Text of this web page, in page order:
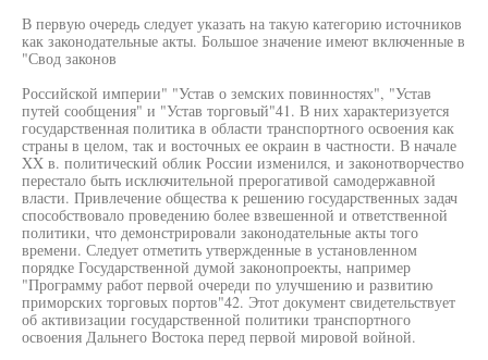
В первую очередь следует указать на такую категорию источников
как законодательные акты. Большое значение имеют включенные в
"Свод законов
Российской империи" "Устав о земских повинностях", "Устав
путей сообщения" и "Устав торговый"41. В них характеризуется
государственная политика в области транспортного освоения как
страны в целом, так и восточных ее окраин в частности. В начале
XX в. политический облик России изменился, и законотворчество
перестало быть исключительной прерогативой самодержавной
власти. Привлечение общества к решению государственных задач
способствовало проведению более взвешенной и ответственной
политики, что демонстрировали законодательные акты того
времени. Следует отметить утвержденные в установленном
порядке Государственной думой законопроекты, например
"Программу работ первой очереди по улучшению и развитию
приморских торговых портов"42. Этот документ свидетельствует
об активизации государственной политики транспортного
освоения Дальнего Востока перед первой мировой войной.